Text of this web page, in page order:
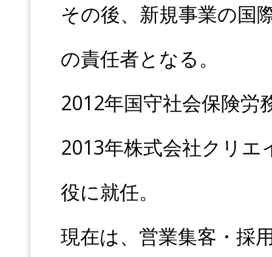
その後、新規事業の国
の責任者となる。
2012年国守社会保険労
2013年株式会社クリ
役に就任。
現在は、営業集客・採